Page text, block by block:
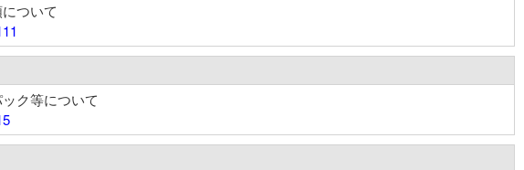
ついて
ク等について